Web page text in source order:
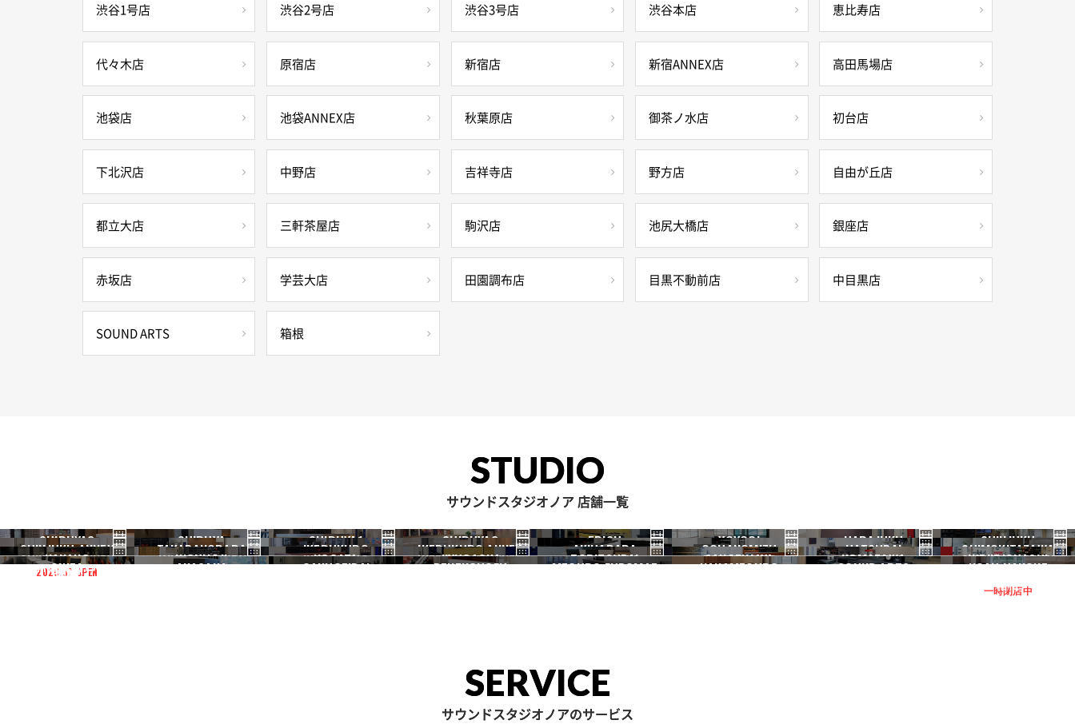
渋谷1号店 渋谷2号店 渋谷3号店 渋谷本店 恵比寿店
代々木店 原宿店 新宿店 新宿ANNEX店 高田馬場店
池袋店 池袋ANNEX店 秋葉原店 御茶ノ水店 初台店
下北沢店 中野店 吉祥寺店 野方店 自由が丘店
都立大店 三軒茶屋店 駒沢店 池尻大橋店 銀座店
赤坂店 学芸大店 田園調布店 目黒不動前店 中目黒店
SOUND ARTS 箱根
STUDIO
サウンドスタジオノア 店舗一覧
SHIBUYA3
渋谷3号
2026.07 OPEN
SHIBUYA
渋谷本店
SHIBUYA1
渋谷1号
SHIBUYA2
渋谷2号
EBISU
恵比寿
YOYOGI
代々木
HARAJUKU
原宿
SHINJUKU
新宿
SHINJUKU ANNEX
新宿ANNEX
TAKADANOBABA
高田馬場
IKEBUKURO
池袋
IKEBUKURO ANNEX
池袋ANNEX
AKIHABARA
秋葉原
OCHANOMIZU
御茶ノ水
HATSUDAI
初台
SHIMOKITAZAWA
下北沢
NAKANO
中野
KICHIJOJI NOGATA JIYUGAOKA TORITSUDAI SANGENJAYA KOMAZAWA IKEJIRIOHASHI
一時閉店中
GINZA AKASAKA GAKUGEIDAI DENENCHOFU MEGURO FUDOMAE NAKAMEGURO SOUND ARTS NOAH HAKONE
箱根
SERVICE
サウンドスタジオノアのサービス